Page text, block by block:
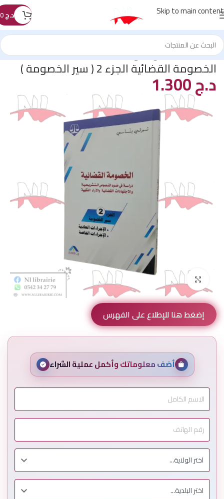
Skip to main content د.ج
الرئيسية/كتب القانون/المنهجية
الخصومة القضائية الجزء 2 ( سير الخصومة )
د.ج1.300
Click to enlarge
إضغط هنا للإطلاع على الفهرس
أضف معلوماتك وأكمل عملية الشراء